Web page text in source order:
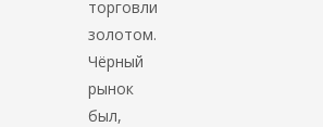
торговли
золотом.
Чёрный
рынок
был,